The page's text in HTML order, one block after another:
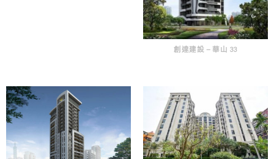
創達建設 – 華山 33